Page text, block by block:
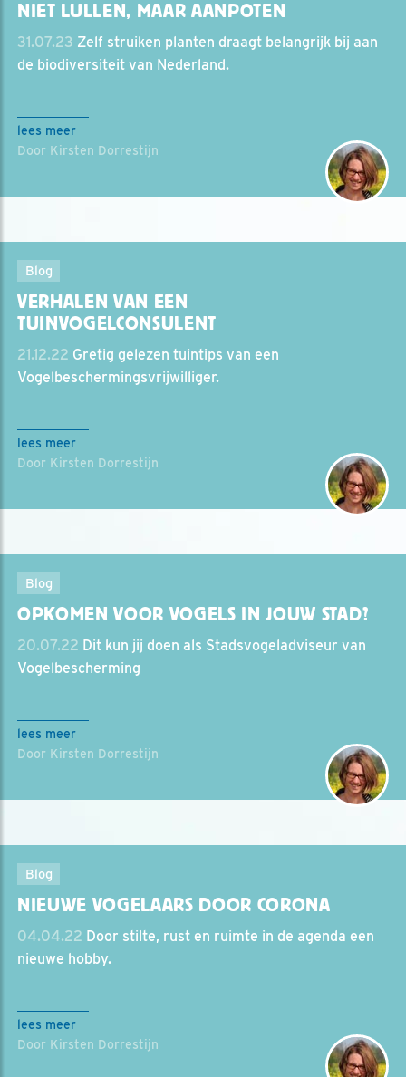
NIET LULLEN, MAAR AANPOTEN
31.07.23 Zelf struiken planten draagt belangrijk bij aan
de biodiversiteit van Nederland.
lees meer
Door Kirsten Dorrestijn
Blog
VERHALEN VAN EEN
TUINVOGELCONSULENT
21.12.22 Gretig gelezen tuintips van een
Vogelbeschermingsvrijwilliger.
lees meer
Door Kirsten Dorrestijn
Blog
OPKOMEN VOOR VOGELS IN JOUW STAD?
20.07.22 Dit kun jij doen als Stadsvogeladviseur van
Vogelbescherming
lees meer
Door Kirsten Dorrestijn
Blog
NIEUWE VOGELAARS DOOR CORONA
04.04.22 Door stilte, rust en ruimte in de agenda een
nieuwe hobby.
lees meer
Door Kirsten Dorrestijn